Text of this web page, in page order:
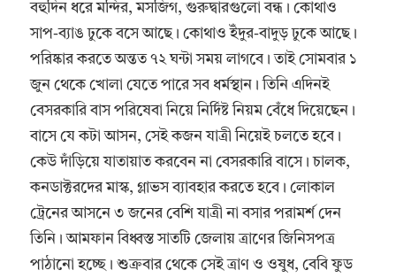
বহুদিন ধরে মন্দির, মসজিগ, গুরুদ্বারগুলো বন্ধ। কোথাও
সাপ-ব্যাঙ ঢুকে বসে আছে। কোথাও ইঁদুর-বাদুড় ঢুকে আছে।
পরিষ্কার করতে অন্তত ৭২ ঘন্টা সময় লাগবে। তাই সোমবার ১
জুন থেকে খোলা যেতে পারে সব ধর্মস্থান। তিনি এদিনই
বেসরকারি বাস পরিষেবা নিয়ে নির্দিষ্ট নিয়ম বেঁধে দিয়েছেন।
বাসে যে কটা আসন, সেই কজন যাত্রী নিয়েই চলতে হবে।
কেউ দাঁড়িয়ে যাতায়াত করবেন না বেসরকারি বাসে। চালক,
কনডাক্টরদের মাস্ক, গ্লাভস ব্যাবহার করতে হবে। লোকাল
ট্রেনের আসনে ৩ জনের বেশি যাত্রী না বসার পরামর্শ দেন
তিনি। আমফান বিধ্বস্ত সাতটি জেলায় ত্রাণের জিনিসপত্র
পাঠানো হচ্ছে। শুক্রবার থেকে সেই ত্রাণ ও ওষুধ, বেবি ফুড